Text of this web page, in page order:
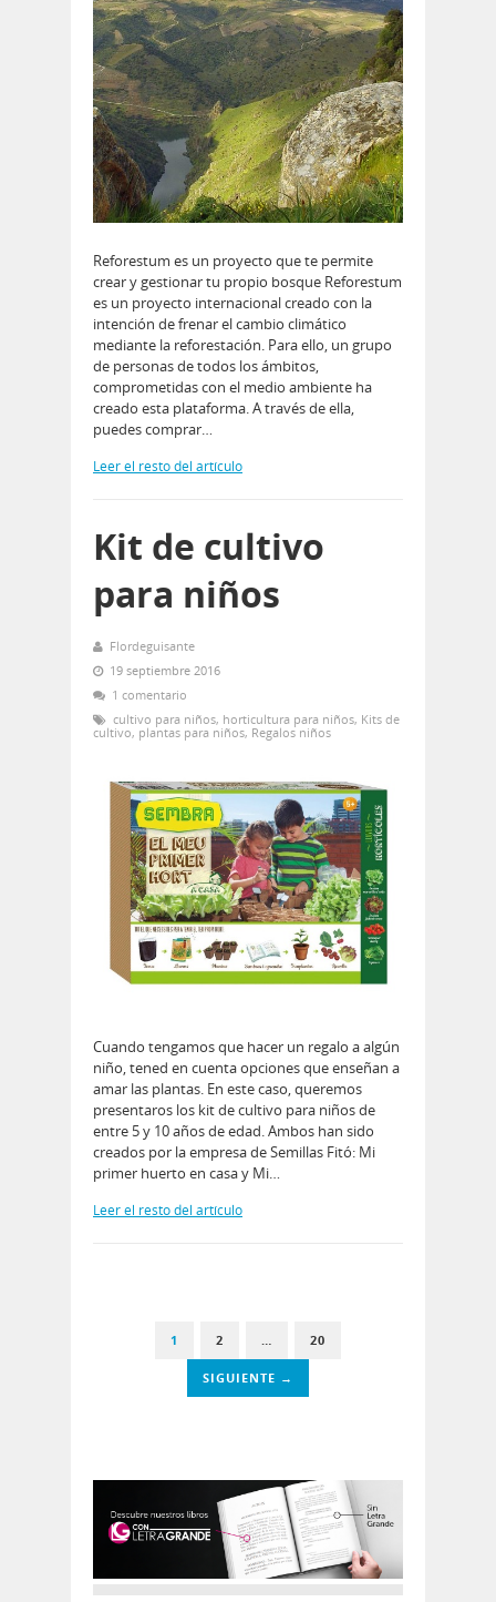
Reforestum es un proyecto que te permite
crear y gestionar tu propio bosque Reforestum
es un proyecto internacional creado con la
intención de frenar el cambio climático
mediante la reforestación. Para ello, un grupo
de personas de todos los ámbitos,
comprometidas con el medio ambiente ha
creado esta plataforma. A través de ella,
puedes comprar…
Leer el resto del artículo
Kit de cultivo
para niños
Flordeguisante
19 septiembre 2016
1 comentario
cultivo para niños, horticultura para niños, Kits de
cultivo, plantas para niños, Regalos niños
Cuando tengamos que hacer un regalo a algún
niño, tened en cuenta opciones que enseñan a
amar las plantas. En este caso, queremos
presentaros los kit de cultivo para niños de
entre 5 y 10 años de edad. Ambos han sido
creados por la empresa de Semillas Fitó: Mi
primer huerto en casa y Mi…
Leer el resto del artículo
1 2 … 20
SIGUIENTE →